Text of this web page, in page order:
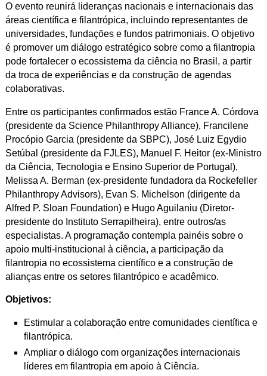
O evento reunirá lideranças nacionais e internacionais das
áreas científica e filantrópica, incluindo representantes de
universidades, fundações e fundos patrimoniais. O objetivo
é promover um diálogo estratégico sobre como a filantropia
pode fortalecer o ecossistema da ciência no Brasil, a partir
da troca de experiências e da construção de agendas
colaborativas.
Entre os participantes confirmados estão France A. Córdova
(presidente da Science Philanthropy Alliance), Francilene
Procópio Garcia (presidente da SBPC), José Luiz Egydio
Setúbal (presidente da FJLES), Manuel F. Heitor (ex-Ministro
da Ciência, Tecnologia e Ensino Superior de Portugal),
Melissa A. Berman (ex-presidente fundadora da Rockefeller
Philanthropy Advisors), Evan S. Michelson (dirigente da
Alfred P. Sloan Foundation) e Hugo Aguilaniu (Diretor-
presidente do Instituto Serrapilheira), entre outros/as
especialistas. A programação contempla painéis sobre o
apoio multi-institucional à ciência, a participação da
filantropia no ecossistema científico e a construção de
alianças entre os setores filantrópico e acadêmico.
Objetivos:
Estimular a colaboração entre comunidades científica e
filantrópica.
Ampliar o diálogo com organizações internacionais
líderes em filantropia em apoio à Ciência.